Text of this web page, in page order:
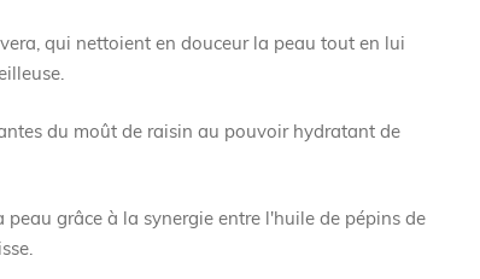
qui nettoient en douceur la peau tout en lui
du moût de raisin au pouvoir hydratant de
grâce à la synergie entre l'huile de pépins de